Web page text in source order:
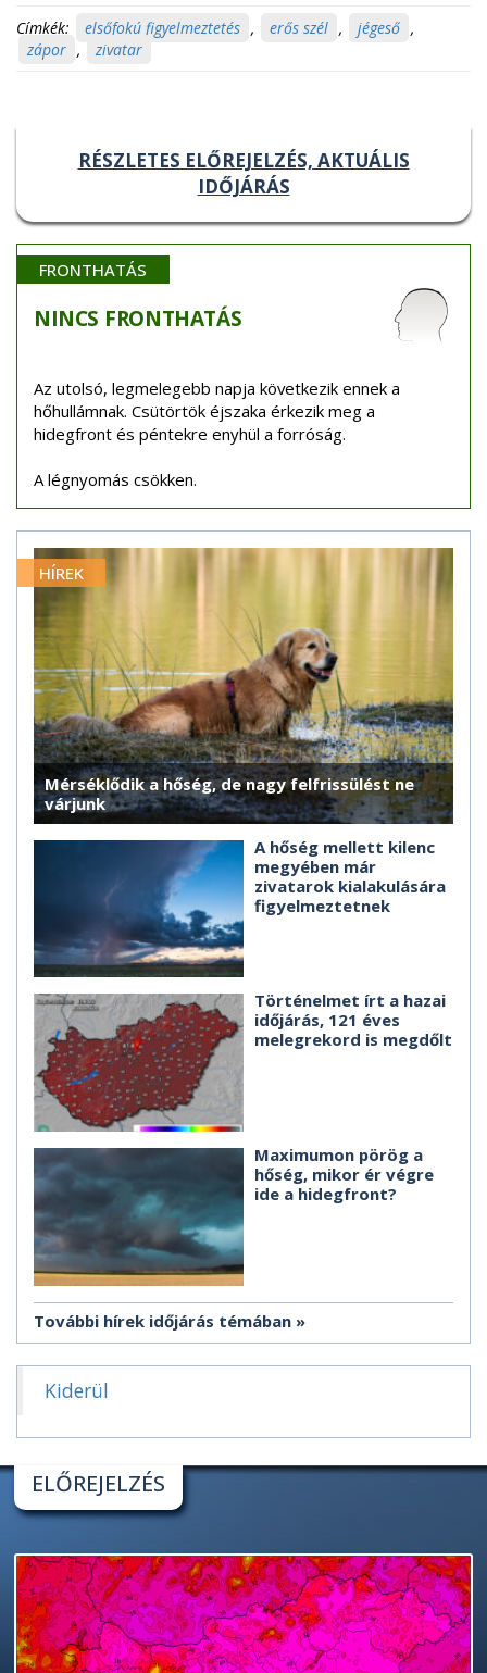
Címkék: elsőfokú figyelmeztetés , erős szél , jégeső ,
zápor , zivatar
RÉSZLETES ELŐREJELZÉS, AKTUÁLIS
IDŐJÁRÁS
FRONTHATÁS
NINCS FRONTHATÁS
Az utolsó, legmelegebb napja következik ennek a
hőhullámnak. Csütörtök éjszaka érkezik meg a
hidegfront és péntekre enyhül a forróság.
A légnyomás csökken.
HÍREK
Mérséklődik a hőség, de nagy felfrissülést ne
várjunk
A hőség mellett kilenc
megyében már
zivatarok kialakulására
figyelmeztetnek
Történelmet írt a hazai
időjárás, 121 éves
melegrekord is megdőlt
Maximumon pörög a
hőség, mikor ér végre
ide a hidegfront?
További hírek időjárás témában
Kiderül
ELŐREJELZÉS